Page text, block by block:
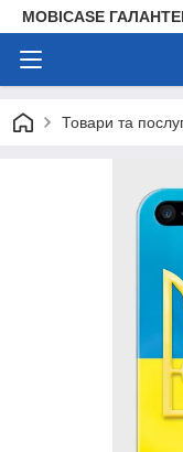
MOBICASE
Товари та